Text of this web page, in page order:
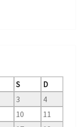
S
D
3
4
10
11